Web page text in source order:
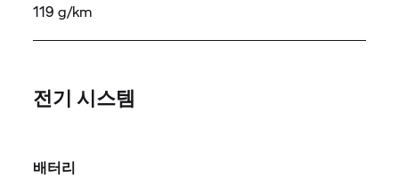
119 g/km
전기 시스템
배터리